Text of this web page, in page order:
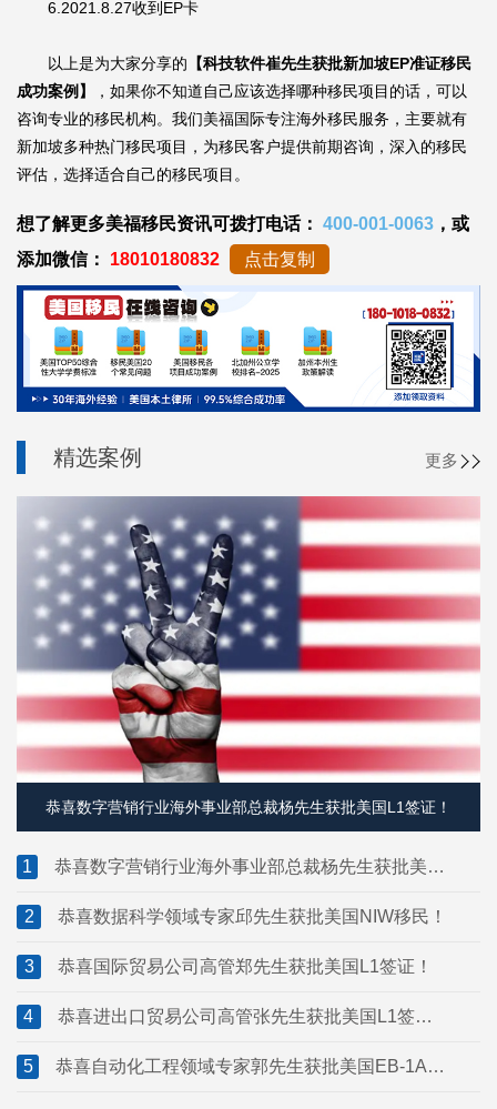
6.2021.8.27收到EP卡
以上是为大家分享的 【科技软件崔先生获批新加坡EP准证移民
成功案例】
，如果你不知道自己应该选择哪种移民项目的话，可以
咨询专业的移民机构。我们美福国际专注海外移民服务，主要就有
新加坡多种热门移民项目，为移民客户提供前期咨询，深入的移民
评估，选择适合自己的移民项目。
想了解更多美福移民资讯可拨打电话： 400-001-0063 ，或
添加微信： 18010180832 点击复制
精选案例 更多
恭喜数字营销行业海外事业部总裁杨先生获批美国L1签证！
1
恭喜数字营销行业海外事业部总裁杨先生获批美国
2
恭喜数据科学领域专家邱先生获批美国NIW移民！
3 恭喜国际贸易公司高管郑先生获批美国L1签证！
4
恭喜进出口贸易公司高管张先生获批美国L1签
5
恭喜自动化工程领域专家郭先生获批美国EB-1A移